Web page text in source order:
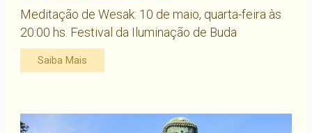
Meditação de Wesak: 10 de maio, quarta-feira às
20:00 hs. Festival da Iluminação de Buda
Saiba Mais